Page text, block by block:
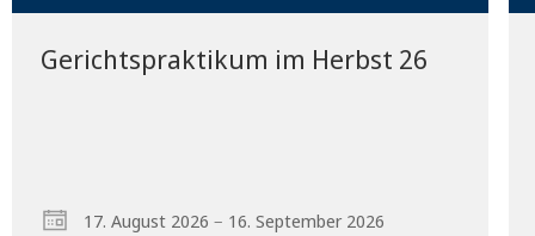
Gerichtspraktikum im Herbst 26
17. August 2026 – 16. September 2026